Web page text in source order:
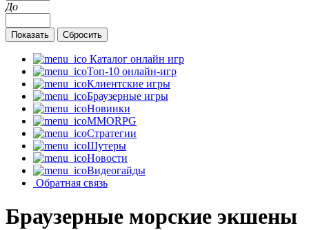
До
Каталог онлайн игр
Топ-10 онлайн-игр
Клиентские игры
Браузерные игры
Новинки
MMORPG
Стратегии
Шутеры
Новости
Видеогайды
Обратная связь
Браузерные морские экшены